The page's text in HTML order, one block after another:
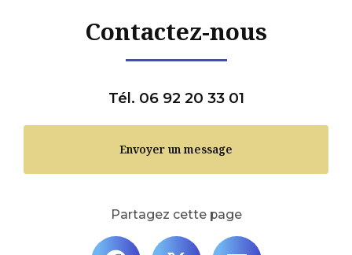
Contactez-nous
Tél. 06 92 20 33 01
Envoyer un message
Partagez cette page
Facebook